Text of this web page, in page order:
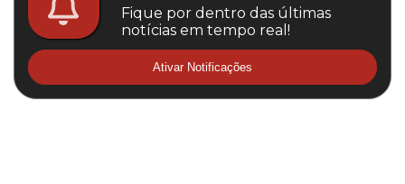
Fique por dentro das últimas
notícias em tempo real!
Ativar Notificações